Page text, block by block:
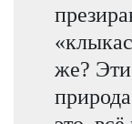
же?